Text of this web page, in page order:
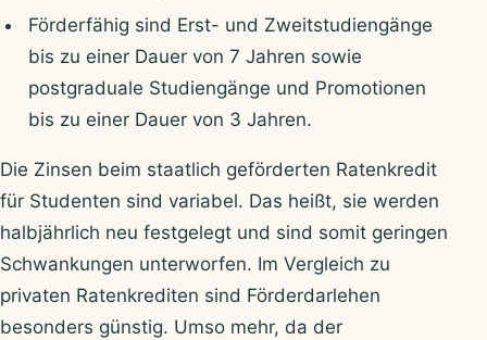
Förderfähig sind Erst- und Zweitstudiengänge
bis zu einer Dauer von 7 Jahren sowie
postgraduale Studiengänge und Promotionen
bis zu einer Dauer von 3 Jahren.
Die Zinsen beim staatlich geförderten Ratenkredit
für Studenten sind variabel. Das heißt, sie werden
halbjährlich neu festgelegt und sind somit geringen
Schwankungen unterworfen. Im Vergleich zu
privaten Ratenkrediten sind Förderdarlehen
besonders günstig. Umso mehr, da der